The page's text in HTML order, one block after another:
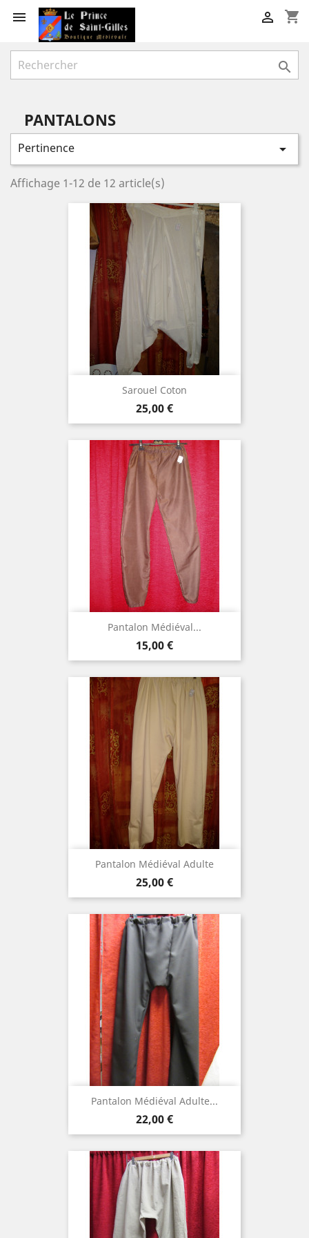
 shopping_cart


PANTALONS
Pertinence 
Affichage 1-12 de 12 article(s)
Sarouel Coton
Prix
25,00 €
Pantalon Médiéval...
Prix
15,00 €
Pantalon Médiéval Adulte
Prix
25,00 €
Pantalon Médiéval Adulte...
Prix
22,00 €